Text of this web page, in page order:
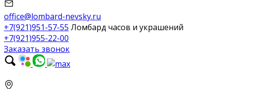
office@lombard-nevsky.ru
+7(921)951-57-55 Ломбард часов и украшений
+7(921)955-22-00
Заказать звонок